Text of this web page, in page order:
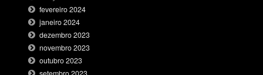
fevereiro 2024
janeiro 2024
dezembro 2023
novembro 2023
outubro 2023